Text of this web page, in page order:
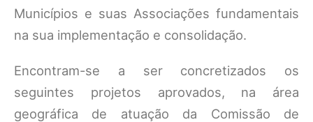
Municípios e suas Associações fundamentais
na sua implementação e consolidação.
Encontram-se a ser concretizados os
seguintes projetos aprovados, na área
geográfica de atuação da Comissão de